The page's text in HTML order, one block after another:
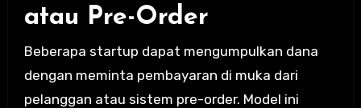
atau Pre-Order
Beberapa startup dapat mengumpulkan dana
dengan meminta pembayaran di muka dari
pelanggan atau sistem pre-order. Model ini